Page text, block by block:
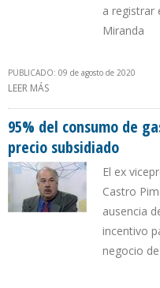
a registrar
Miranda
PUBLICADO: 09 de agosto de 2020
LEER MÁS
95% del consumo de
precio subsidiado
El ex
Castro
ausencia
incentivo
negocio